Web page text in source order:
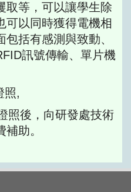
取等，可以讓學生除
可以同時獲得電機相
括有感測與致動、
訊號傳輸、單片機
照,
照後，向研發處技術
助。